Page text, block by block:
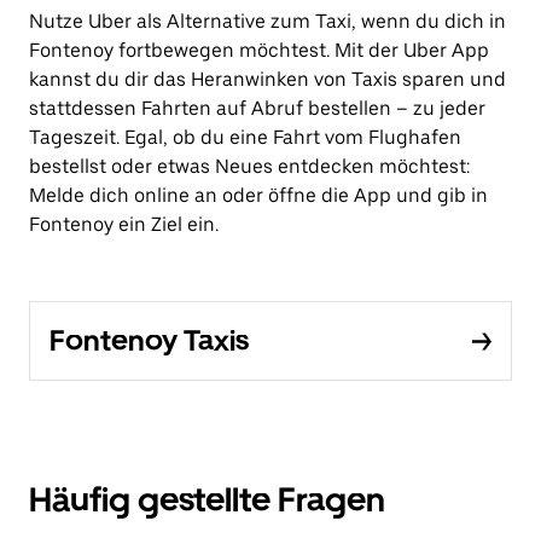
Nutze Uber als Alternative zum Taxi, wenn du dich in
Fontenoy fortbewegen möchtest. Mit der Uber App
kannst du dir das Heranwinken von Taxis sparen und
stattdessen Fahrten auf Abruf bestellen – zu jeder
Tageszeit. Egal, ob du eine Fahrt vom Flughafen
bestellst oder etwas Neues entdecken möchtest:
Melde dich online an oder öffne die App und gib in
Fontenoy ein Ziel ein.
Fontenoy Taxis
Häufig gestellte Fragen